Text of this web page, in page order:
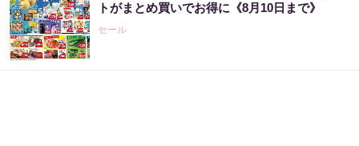
トがまとめ買いでお得に《8月10日まで》
セール